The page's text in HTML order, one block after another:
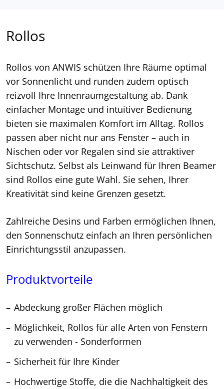
Rollos
Rollos von ANWIS schützen Ihre Räume optimal
vor Sonnenlicht und runden zudem optisch
reizvoll Ihre Innenraumgestaltung ab. Dank
einfacher Montage und intuitiver Bedienung
bieten sie maximalen Komfort im Alltag. Rollos
passen aber nicht nur ans Fenster – auch in
Nischen oder vor Regalen sind sie attraktiver
Sichtschutz. Selbst als Leinwand für Ihren Beamer
sind Rollos eine gute Wahl. Sie sehen, Ihrer
Kreativität sind keine Grenzen gesetzt.
Zahlreiche Desins und Farben ermöglichen Ihnen,
den Sonnenschutz einfach an Ihren persönlichen
Einrichtungsstil anzupassen.
Produktvorteile
Abdeckung großer Flächen möglich
Möglichkeit, Rollos für alle Arten von Fenstern
zu verwenden - Sonderformen
Sicherheit für Ihre Kinder
Hochwertige Stoffe, die die Nachhaltigkeit des